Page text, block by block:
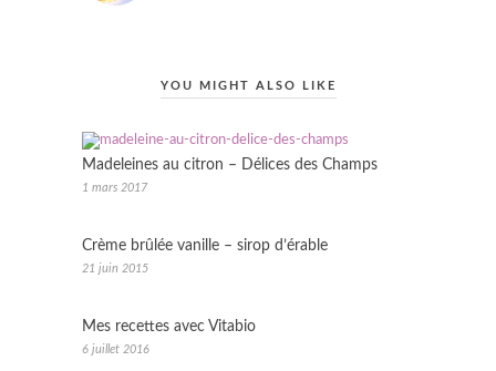
YOU MIGHT ALSO LIKE
Madeleines au citron – Délices des Champs
1 mars 2017
Crème brûlée vanille – sirop d’érable
21 juin 2015
Mes recettes avec Vitabio
6 juillet 2016